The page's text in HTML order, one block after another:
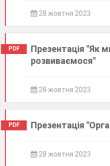
28 жовтня 2023
PDF
Презентація "Як
розвиваємося"
28 жовтня 2023
PDF Презентація
28 жовтня 2023